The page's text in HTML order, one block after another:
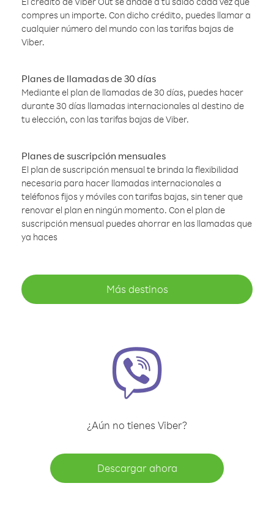
compres un importe. Con dicho crédito, puedes llamar a
cualquier número del mundo con las tarifas bajas de
Viber.
Planes de llamadas de 30 días
Mediante el plan de llamadas de 30 días, puedes hacer
durante 30 días llamadas internacionales al destino de
tu elección, con las tarifas bajas de Viber.
Planes de suscripción mensuales
El plan de suscripción mensual te brinda la flexibilidad
necesaria para hacer llamadas internacionales a
teléfonos fijos y móviles con tarifas bajas, sin tener que
renovar el plan en ningún momento. Con el plan de
suscripción mensual puedes ahorrar en las llamadas que
ya haces
Más destinos
¿Aún no tienes Viber?
Descargar ahora